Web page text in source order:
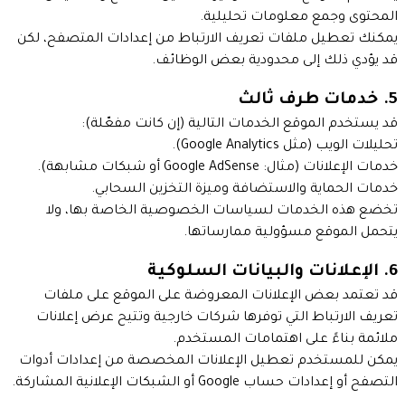
المحتوى وجمع معلومات تحليلية.
يمكنك تعطيل ملفات تعريف الارتباط من إعدادات المتصفح، لكن
قد يؤدي ذلك إلى محدودية بعض الوظائف.
5. خدمات طرف ثالث
قد يستخدم الموقع الخدمات التالية (إن كانت مفعّلة):
تحليلات الويب (مثل Google Analytics).
خدمات الإعلانات (مثال: Google AdSense أو شبكات مشابهة).
خدمات الحماية والاستضافة وميزة التخزين السحابي.
تخضع هذه الخدمات لسياسات الخصوصية الخاصة بها، ولا
يتحمل الموقع مسؤولية ممارساتها.
6. الإعلانات والبيانات السلوكية
قد تعتمد بعض الإعلانات المعروضة على الموقع على ملفات
تعريف الارتباط التي توفرها شركات خارجية وتتيح عرض إعلانات
ملائمة بناءً على اهتمامات المستخدم.
يمكن للمستخدم تعطيل الإعلانات المخصصة من إعدادات أدوات
التصفح أو إعدادات حساب Google أو الشبكات الإعلانية المشاركة.